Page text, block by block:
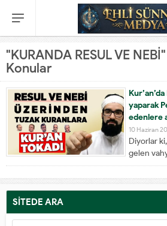
"KURANDA RESUL VE
Konular
yaparak
edenlere
10 Haziran
Diyorlar
gelen
bu
Kendisinin
koyduğu
SİTEDE ARA